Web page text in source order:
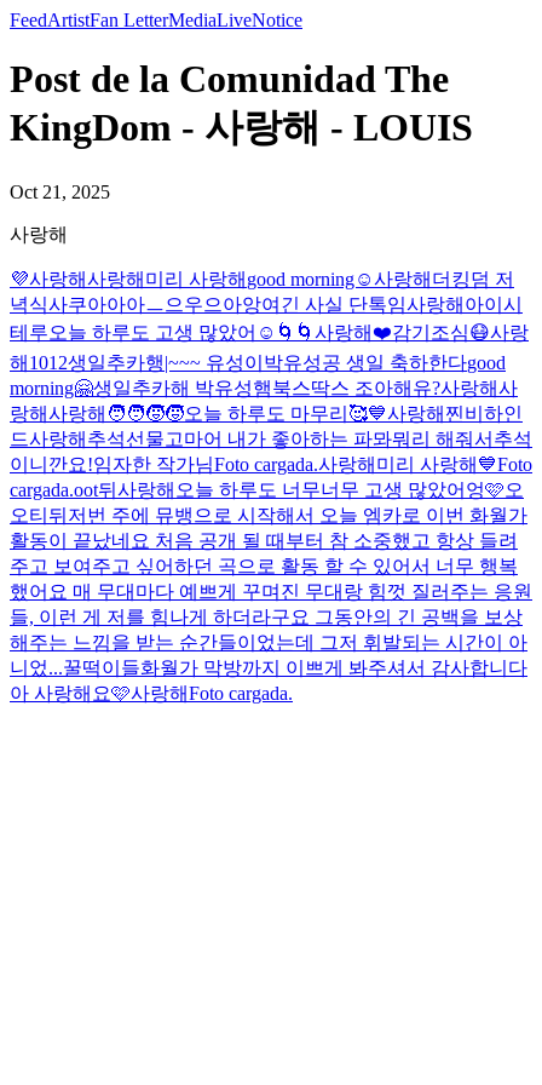
FeedArtistFan LetterMediaLiveNotice
Post de la Comunidad The
KingDom - 사랑해 - LOUIS
Oct 21, 2025
사랑해
💜사랑해사랑해 미리 사랑해 good morning☺️사랑해 더킹덤 저
녁식사쿠아아아ㅡ으우으아앙여긴 사실 단톡임사랑해 아이시
테루오늘 하루도 고생 많았어☺️ 🌀🌀 사랑해 ❤️감기조심😷사랑
해 1012생일추카행|~~~ 유성이 박유성공 생일 축하한다good
morning🤗생일추카해 박유성햄북스딱스 조아해유?사랑해사
랑해사랑해 🧑‍🧑‍🧒‍🧒오늘 하루도 마무리🥰💙사랑해 찐비하인
드사랑해 추석선물고마어 내가 좋아하는 파뫄뭐리 해줘서 추석
이니깐요!임자한 작가님Foto cargada.사랑해 미리 사랑해 💙Foto
cargada.oot뒤 사랑해 오늘 하루도 너무너무 고생 많았어엉🩷오
오티뒤 저번 주에 뮤뱅으로 시작해서 오늘 엠카로 이번 화월가
활동이 끝났네요 처음 공개 될 때부터 참 소중했고 항상 들려
주고 보여주고 싶어하던 곡으로 활동 할 수 있어서 너무 행복
했어요 매 무대마다 예쁘게 꾸며진 무대랑 힘껏 질러주는 응원
들, 이런 게 저를 힘나게 하더라구요 그동안의 긴 공백을 보상
해주는 느낌을 받는 순간들이었는데 그저 휘발되는 시간이 아
니었...꿀떡이들화월가 막방까지 이쁘게 봐주셔서 감사합니다
아 사랑해요🩷사랑해Foto cargada.